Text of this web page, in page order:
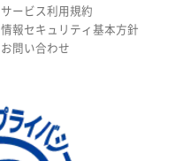
サービス利用規約
情報セキュリティ基本方針
お問い合わせ